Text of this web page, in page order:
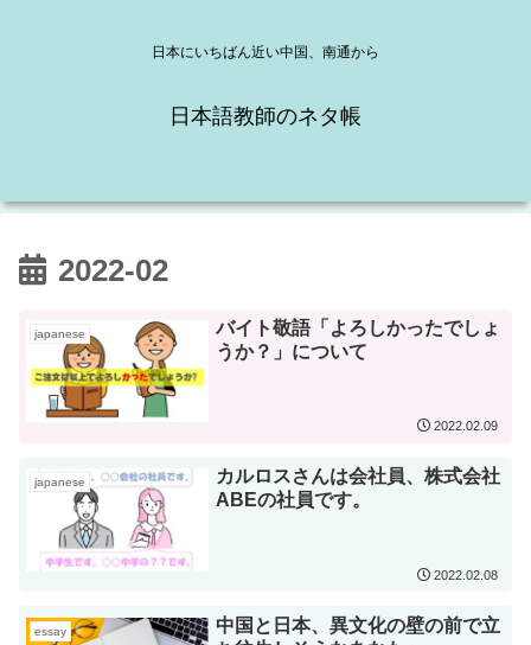
日本にいちばん近い中国、南通から
日本語教師のネタ帳
2022-02
japanese
バイト敬語「よろしかったでしょ
うか？」について
2022.02.09
japanese
カルロスさんは会社員、株式会社
ABEの社員です。
2022.02.08
essay
中国と日本、異文化の壁の前で立